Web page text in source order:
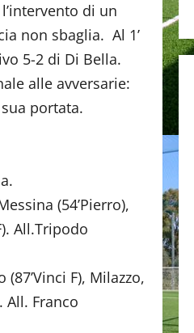
di un
non sbaglia. Al 1’
5-2 di Di Bella.
alle avversarie:
portata.
(54’Pierro),
All.Tripodo
F), Milazzo,
All. Franco